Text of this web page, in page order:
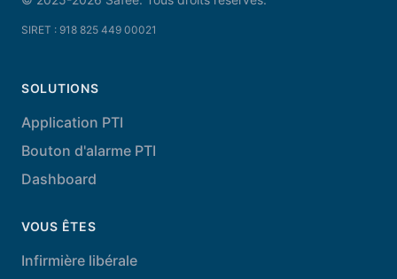
SIRET : 918 825 449 00021
SOLUTIONS
Application PTI
Bouton d'alarme PTI
Dashboard
VOUS ÊTES
Infirmière libérale